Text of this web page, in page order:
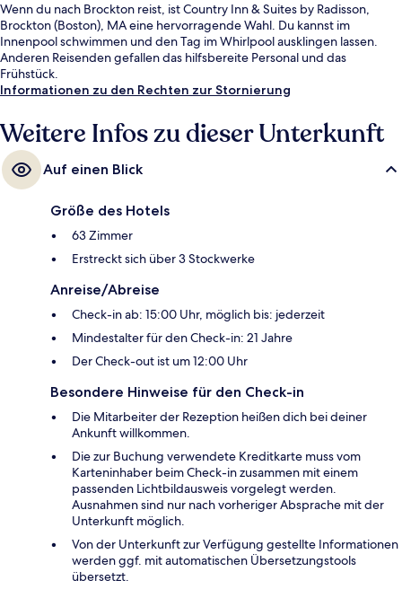
Wenn du nach Brockton reist, ist Country Inn & Suites by Radisson,
Brockton (Boston), MA eine hervorragende Wahl. Du kannst im
Innenpool schwimmen und den Tag im Whirlpool ausklingen lassen.
Anderen Reisenden gefallen das hilfsbereite Personal und das
Frühstück.
Informationen zu den Rechten zur Stornierung
Weitere Infos zu dieser Unterkunft
Auf einen Blick
Größe des Hotels
63 Zimmer
Erstreckt sich über 3 Stockwerke
Anreise/Abreise
Check-in ab: 15:00 Uhr, möglich bis: jederzeit
Mindestalter für den Check-in: 21 Jahre
Der Check-out ist um 12:00 Uhr
Besondere Hinweise für den Check-in
Die Mitarbeiter der Rezeption heißen dich bei deiner
Ankunft willkommen.
Die zur Buchung verwendete Kreditkarte muss vom
Karteninhaber beim Check-in zusammen mit einem
passenden Lichtbildausweis vorgelegt werden.
Ausnahmen sind nur nach vorheriger Absprache mit der
Unterkunft möglich.
Von der Unterkunft zur Verfügung gestellte Informationen
werden ggf. mit automatischen Übersetzungstools
übersetzt.